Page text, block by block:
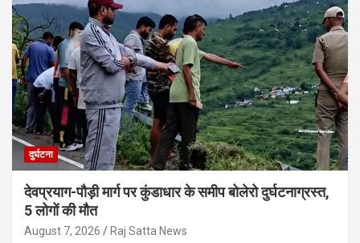
दुर्घटना
देवप्रयाग-पौड़ी मार्ग पर कुंडाधार के समीप बोलेरो दुर्घटनाग्रस्त,
5 लोगों की मौत
August 7, 2026 Raj Satta News